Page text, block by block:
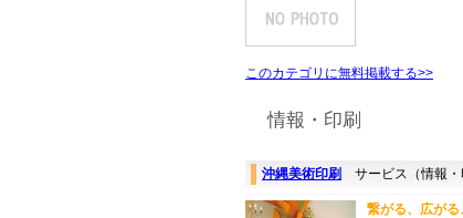
このカテゴリに無料掲載する>>
情報・印刷
沖縄美術印刷 サービス（情報・
繋がる、広が